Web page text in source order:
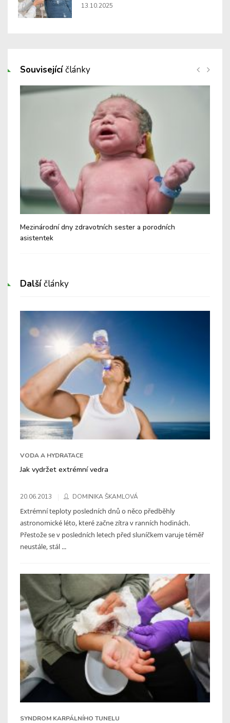
13.10.2025
Souvisejícíčlánky
Mezinárodní dny zdravotních sester a porodních
asistentek
Dalšíčlánky
VODA A HYDRATACE
Jak vydržet extrémní vedra
20.06.2013 DOMINIKA ŠKAMLOVÁ
Extrémní teploty posledních dnů o něco předběhly
astronomické léto, které začne zítra v ranních hodinách.
Přestože se v posledních letech před sluníčkem varuje téměř
neustále, stál ...
SYNDROM KARPÁLNÍHO TUNELU